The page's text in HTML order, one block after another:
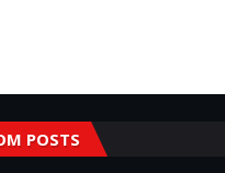
POSTS